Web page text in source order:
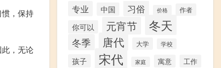
，保持
，无论
专业 中国 习俗 价格 作者
你可以 元宵节 冬天
冬季 唐代 大学 学校
孩子 宋代 家庭 寓意
工作